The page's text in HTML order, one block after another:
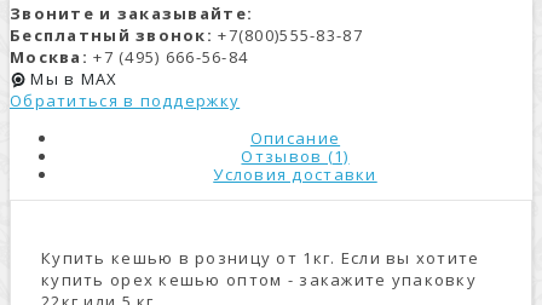
Звоните и заказывайте:
Бесплатный звонок: +7(800)555-83-87
Москва: +7 (495) 666-56-84
Мы в MAX
Обратиться в поддержку
Описание
Отзывов (1)
Условия доставки
Купить кешью в розницу от 1кг. Если вы хотите
купить орех кешью оптом - закажите упаковку